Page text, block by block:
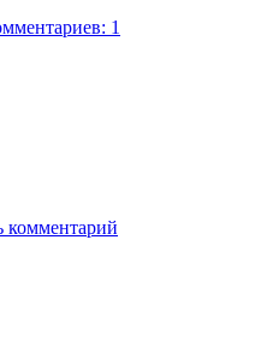
1
комментарий